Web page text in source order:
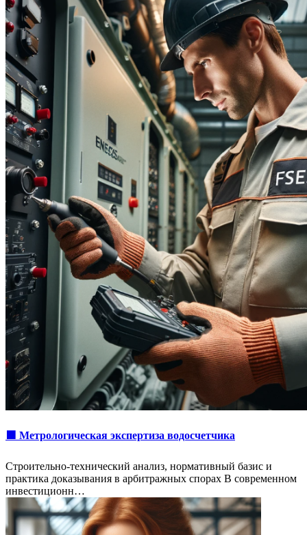
🟩 Метрологическая экспертиза водосчетчика
Строительно-технический анализ, нормативный базис и
практика доказывания в арбитражных спорах В современном
инвестиционн…